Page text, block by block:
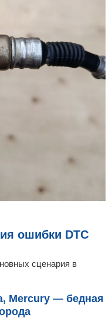
ошибки DTC
сценария в
Mercury — бедная